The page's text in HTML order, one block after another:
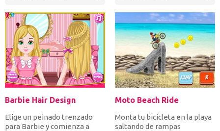
Barbie Hair Design
Elige un peinado trenzado
para Barbie y comienza a
Moto Beach Ride
Monta tu bicicleta en la playa
saltando de rampas